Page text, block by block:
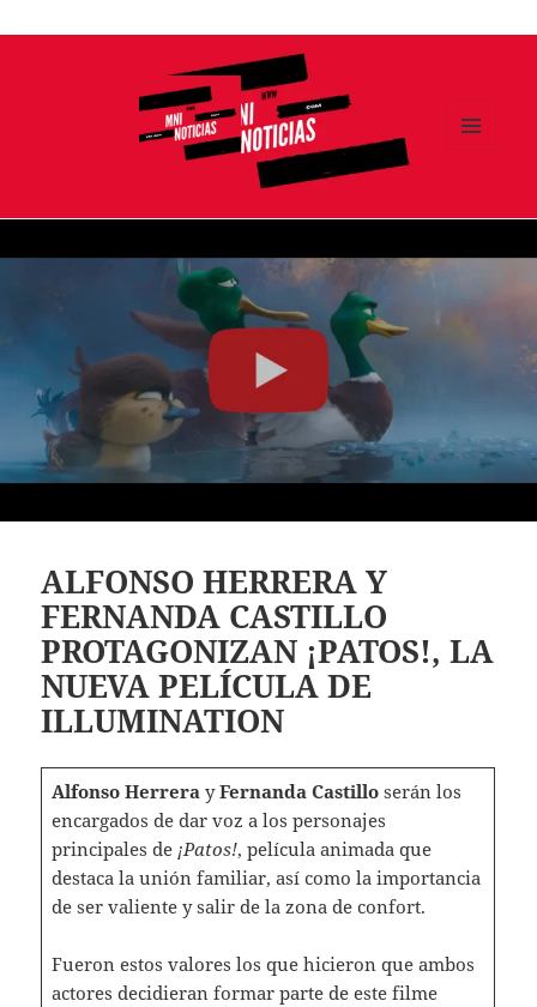
Ir
ALFONSO HERRERA Y
FERNANDA CASTILLO
PROTAGONIZAN ¡PATOS!, LA
NUEVA PELÍCULA DE
ILLUMINATION
Alfonso Herrera yFernanda Castillo serán los
encargados de dar voz a los personajes
principales de ¡Patos!, película animada que
destaca la unión familiar, así como la importancia
de ser valiente y salir de la zona de confort.
Fueron estos valores los que hicieron que ambos
actores decidieran formar parte de este filme